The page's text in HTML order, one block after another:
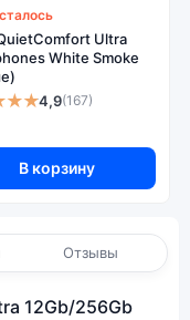
Ultra
White Smoke
4,9(167)
В корзину
Отзывы
12Gb/256Gb